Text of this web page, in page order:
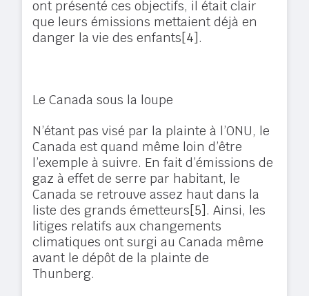
ont présenté ces objectifs, il était clair
que leurs émissions mettaient déjà en
danger la vie des enfants[4].
Le Canada sous la loupe
N’étant pas visé par la plainte à l’ONU, le
Canada est quand même loin d’être
l’exemple à suivre. En fait d’émissions de
gaz à effet de serre par habitant, le
Canada se retrouve assez haut dans la
liste des grands émetteurs[5]. Ainsi, les
litiges relatifs aux changements
climatiques ont surgi au Canada même
avant le dépôt de la plainte de
Thunberg.